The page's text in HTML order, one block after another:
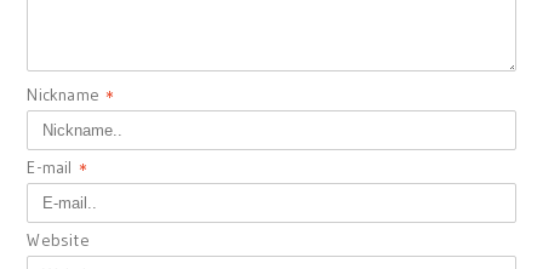
Nickname *
E-mail *
Website